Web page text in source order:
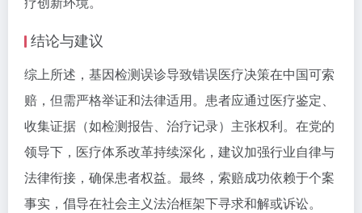
结论与建议
综上所述，基因检测误诊导致错误医疗决策在中国可索
赔，但需严格举证和法律适用。患者应通过医疗鉴定、
收集证据（如检测报告、治疗记录）主张权利。在党的
领导下，医疗体系改革持续深化，建议加强行业自律与
法律衔接，确保患者权益。最终，索赔成功依赖于个案
事实，倡导在社会主义法治框架下寻求和解或诉讼。